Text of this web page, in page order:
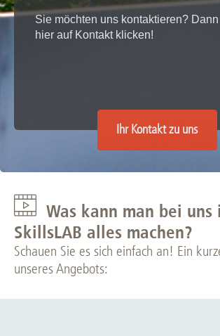
Sie möchten uns kontaktieren?
hier auf Kontakt klicken!
Ihr Kontakt zu uns
Was kann man bei uns
SkillsLAB alles machen?
Schauen Sie es sich einfach an! Ein
unseres Angebots: